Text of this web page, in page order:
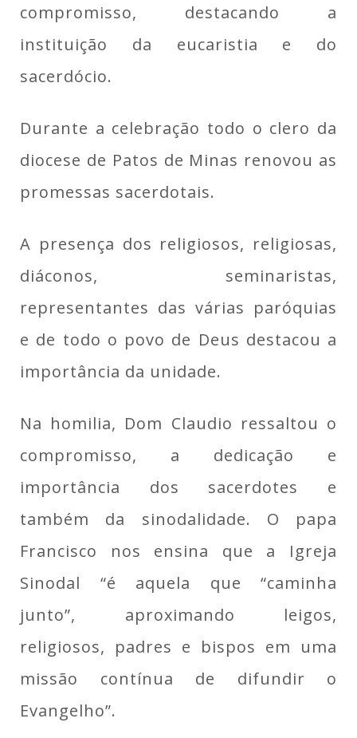
compromisso, destacando a
instituição da eucaristia e do
sacerdócio.
Durante a celebração todo o clero da
diocese de Patos de Minas renovou as
promessas sacerdotais.
A presença dos religiosos, religiosas,
diáconos, seminaristas,
representantes das várias paróquias
e de todo o povo de Deus destacou a
importância da unidade.
Na homilia, Dom Claudio ressaltou o
compromisso, a dedicação e
importância dos sacerdotes e
também da sinodalidade. O papa
Francisco nos ensina que a Igreja
Sinodal “é aquela que “caminha
junto”, aproximando leigos,
religiosos, padres e bispos em uma
missão contínua de difundir o
Evangelho”.